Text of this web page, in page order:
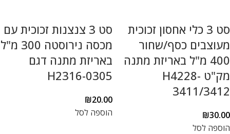
סט 3 כלי אחסון זכוכית
מעוצבים כסף/שחור
400 מ"ל באריזת מתנה
מק"ט H4228-
3411/3412
₪30.00
הוספה לסל
סט 3 צנצנות זכוכית עם
מכסה נירוסטה 300 מ"ל
באריזת מתנה דגם
H2316-0305
₪20.00
הוספה לסל